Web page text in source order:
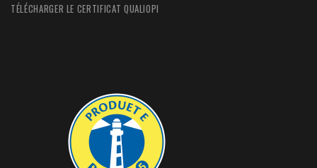
TÉLÉCHARGER LE CERTIFICAT QUALIOPI